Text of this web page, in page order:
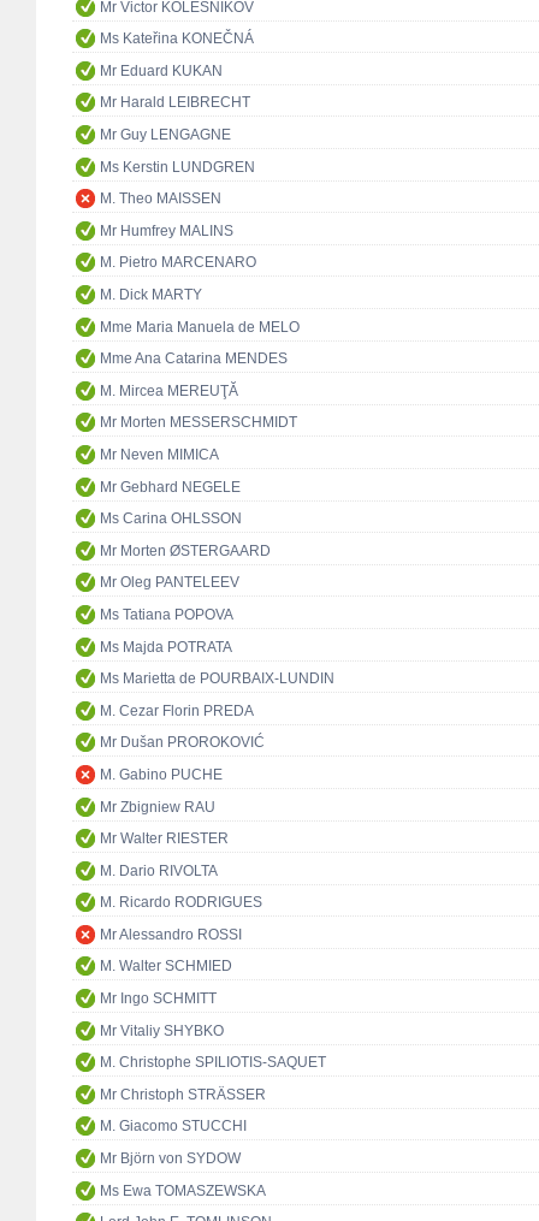
Mr Victor KOLESNIKOV
Ms Kateřina KONEČNÁ
Mr Eduard KUKAN
Mr Harald LEIBRECHT
Mr Guy LENGAGNE
Ms Kerstin LUNDGREN
M. Theo MAISSEN
Mr Humfrey MALINS
M. Pietro MARCENARO
M. Dick MARTY
Mme Maria Manuela de MELO
Mme Ana Catarina MENDES
M. Mircea MEREUŢĂ
Mr Morten MESSERSCHMIDT
Mr Neven MIMICA
Mr Gebhard NEGELE
Ms Carina OHLSSON
Mr Morten ØSTERGAARD
Mr Oleg PANTELEEV
Ms Tatiana POPOVA
Ms Majda POTRATA
Ms Marietta de POURBAIX-LUNDIN
M. Cezar Florin PREDA
Mr Dušan PROROKOVIĆ
M. Gabino PUCHE
Mr Zbigniew RAU
Mr Walter RIESTER
M. Dario RIVOLTA
M. Ricardo RODRIGUES
Mr Alessandro ROSSI
M. Walter SCHMIED
Mr Ingo SCHMITT
Mr Vitaliy SHYBKO
M. Christophe SPILIOTIS-SAQUET
Mr Christoph STRÄSSER
M. Giacomo STUCCHI
Mr Björn von SYDOW
Ms Ewa TOMASZEWSKA